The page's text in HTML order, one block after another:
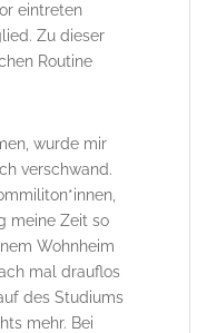
eintreten
Zu dieser
Routine
wurde mir
verschwand.
meine Zeit so
Wohnheim
mal drauflos
des Studiums
mehr. Bei